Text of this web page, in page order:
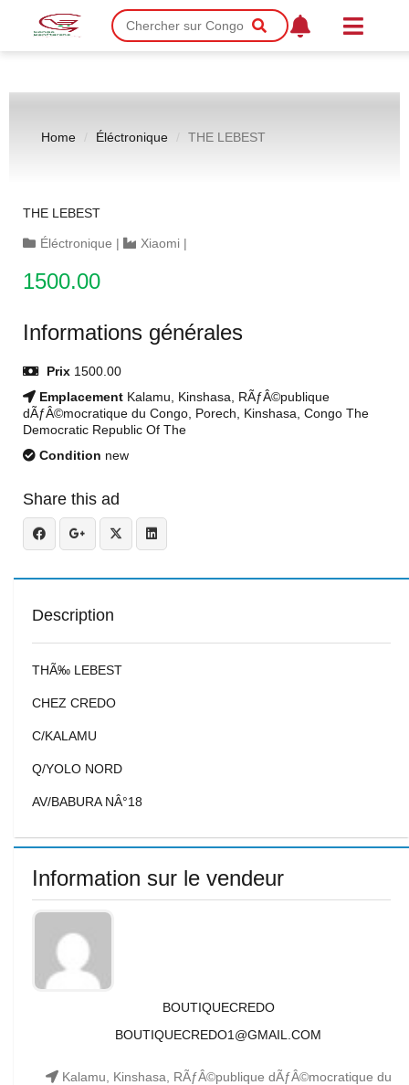
Home Éléctronique THE LEBEST
THE LEBEST
Éléctronique | Xiaomi |
1500.00
Informations générales
Prix 1500.00
Emplacement Kalamu, Kinshasa, RÃƒÂ©publique
dÃƒÂ©mocratique du Congo, Porech, Kinshasa, Congo The
Democratic Republic Of The
Condition new
Share this ad
Description
THÃ‰ LEBEST
CHEZ CREDO
C/KALAMU
Q/YOLO NORD
AV/BABURA NÂ°18
Information sur le vendeur
BOUTIQUECREDO
BOUTIQUECREDO1@GMAIL.COM
Kalamu, Kinshasa, RÃƒÂ©publique dÃƒÂ©mocratique du